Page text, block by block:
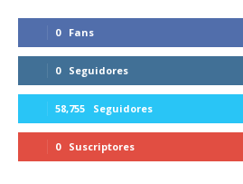
0 Fans
0 Seguidores
58,755 Seguidores
0 Suscriptores